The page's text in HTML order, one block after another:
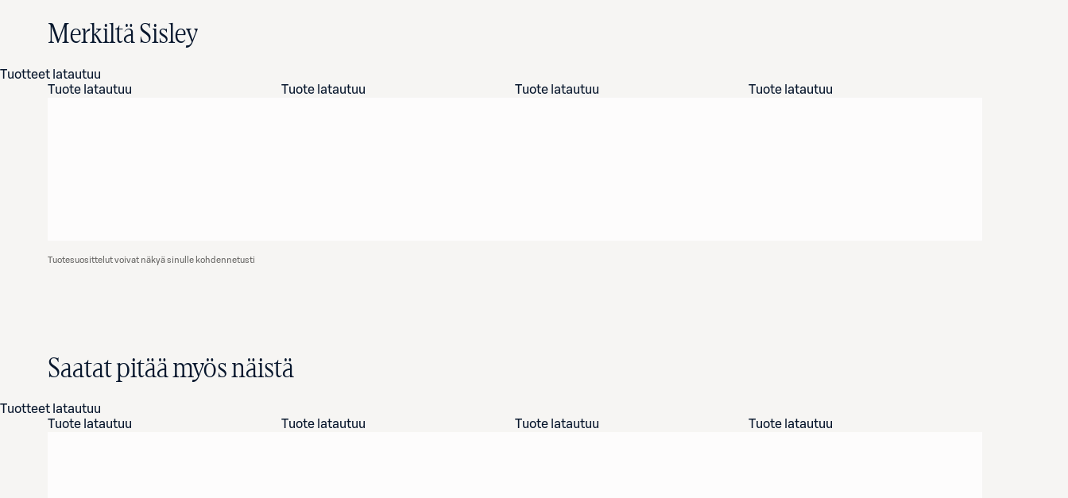
Merkiltä Sisley
Tuotteet latautuu
Tuote latautuu
Tuote latautuu Tuote latautuu Tuote latautuu
Tuotesuosittelut voivat näkyä sinulle kohdennetusti
Saatat pitää myös näistä
Tuotteet latautuu
Tuote latautuu
Tuote latautuu Tuote latautuu Tuote latautuu